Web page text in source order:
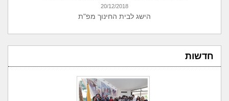
20/12/2018
הישג לבית החינוך מפ"ת
חדשות